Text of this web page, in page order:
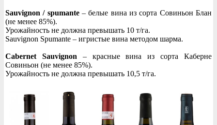
Sauvignon / spumante– белые вина из сорта Совиньон Блан
(не менее 85%).
Урожайность не должна превышать 10 т/га.
Sauvignon Spumante – игристые вина методом шарма.
Cabernet Sauvignon – красные вина из сорта Каберне
Совиньон (не менее 85%).
Урожайность не должна превышать 10,5 т/га.